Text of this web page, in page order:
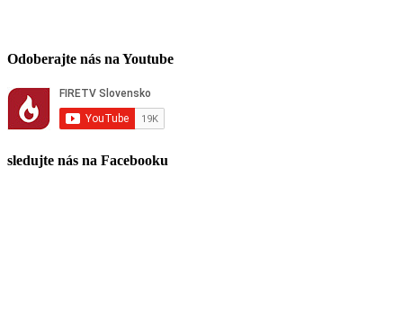
Odoberajte nás na Youtube
sledujte nás na Facebooku